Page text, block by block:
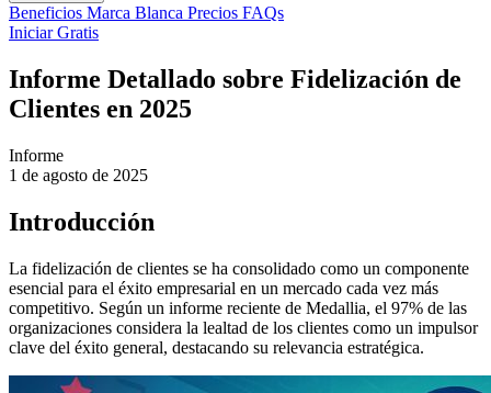
Beneficios Marca Blanca Precios FAQs
Iniciar Gratis
Informe Detallado sobre Fidelización de
Clientes en 2025
Informe
1 de agosto de 2025
Introducción
La fidelización de clientes se ha consolidado como un componente
esencial para el éxito empresarial en un mercado cada vez más
competitivo. Según un informe reciente de Medallia, el 97% de las
organizaciones considera la lealtad de los clientes como un impulsor
clave del éxito general, destacando su relevancia estratégica.